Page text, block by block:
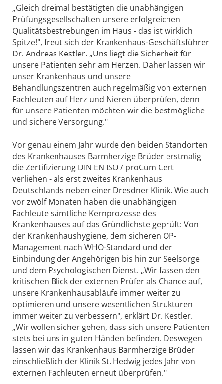
„Gleich dreimal bestätigten die unabhängigen
Prüfungsgesellschaften unsere erfolgreichen
Qualitätsbestrebungen im Haus - das ist wirklich
Spitze!", freut sich der Krankenhaus-Geschäftsführer
Dr. Andreas Kestler. „Uns liegt die Sicherheit für
unsere Patienten sehr am Herzen. Daher lassen wir
unser Krankenhaus und unsere
Behandlungszentren auch regelmäßig von externen
Fachleuten auf Herz und Nieren überprüfen, denn
für unsere Patienten möchten wir die bestmögliche
und sichere Versorgung."
Vor genau einem Jahr wurde den beiden Standorten
des Krankenhauses Barmherzige Brüder erstmalig
die Zertifizierung DIN EN ISO / proCum Cert
verliehen - als erst zweites Krankenhaus
Deutschlands neben einer Dresdner Klinik. Wie auch
vor zwölf Monaten haben die unabhängigen
Fachleute sämtliche Kernprozesse des
Krankenhauses auf das Gründlichste geprüft: Von
der Krankenhaushygiene, dem sicheren OP-
Management nach WHO-Standard und der
Einbindung der Angehörigen bis hin zur Seelsorge
und dem Psychologischen Dienst. „Wir fassen den
kritischen Blick der externen Prüfer als Chance auf,
unsere Krankenhausabläufe immer weiter zu
optimieren und unsere wesentlichen Strukturen
immer weiter zu verbessern", erklärt Dr. Kestler.
„Wir wollen sicher gehen, dass sich unsere Patienten
stets bei uns in guten Händen befinden. Deswegen
lassen wir das Krankenhaus Barmherzige Brüder
einschließlich der Klinik St. Hedwig jedes Jahr von
externen Fachleuten erneut überprüfen."